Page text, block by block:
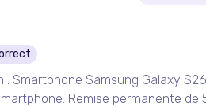
du produit
: Smartphone Samsung Galaxy
Remise permanente de